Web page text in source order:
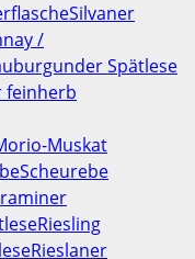
Silvaner
/
Spätlese
feinherb
Muskat
Scheurebe
Riesling
Rieslaner